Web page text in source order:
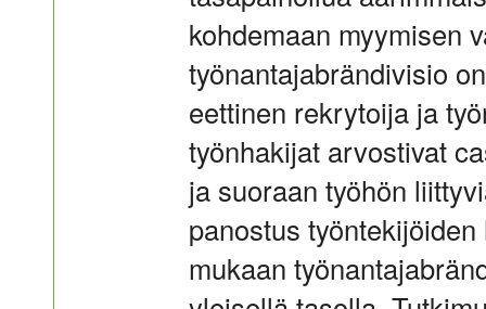
kohdemaan myymisen
työnantajabrändivisio
eettinen rekrytoija ja
työnhakijat arvostivat
ja suoraan työhön
panostus
mukaan